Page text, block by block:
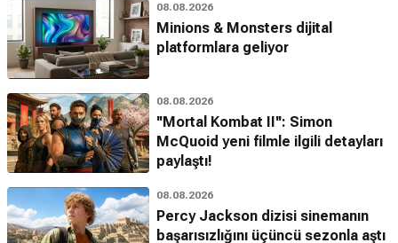
08.08.2026
Minions & Monsters dijital
platformlara geliyor
08.08.2026
''Mortal Kombat II'': Simon
McQuoid yeni filmle ilgili detayları
paylaştı!
08.08.2026
Percy Jackson dizisi sinemanın
başarısızlığını üçüncü sezonla aştı